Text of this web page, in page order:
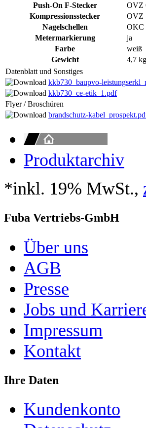
Push-On F-Stecker
OVZ
Kompressionsstecker
OVZ
Nagelschellen
OKC
Metermarkierung
ja
Farbe
weiß
Gewicht
4,7
Datenblatt und Sonstiges
kkb730_baupvo-
kkb730_ce-etik_1.pdf
Flyer / Broschüren
brandschutz-
Produktarchiv
*inkl. 19% MwSt.,
Fuba Vertriebs-GmbH
Über uns
AGB
Presse
Jobs und
Impressum
Kontakt
Ihre Daten
Kundenkonto